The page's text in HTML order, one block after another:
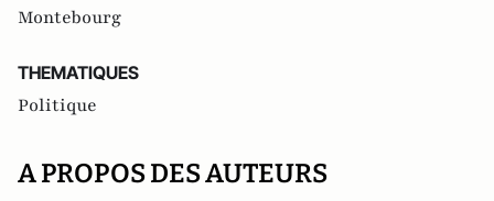
Montebourg
THEMATIQUES
Politique
A PROPOS DES AUTEURS